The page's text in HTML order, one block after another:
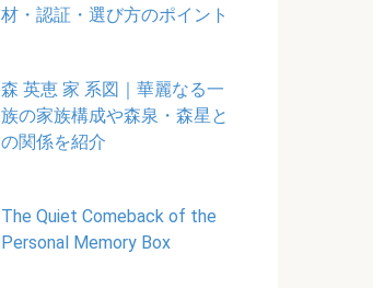
材・認証・選び方のポイント
森 英恵 家 系図｜華麗なる一
族の家族構成や森泉・森星と
の関係を紹介
The Quiet Comeback of the
Personal Memory Box